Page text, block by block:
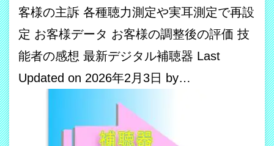
客様の主訴 各種聴力測定や実耳測定で再設
定 お客様データ お客様の調整後の評価 技
能者の感想 最新デジタル補聴器 Last
Updated on 2026年2月3日 by…